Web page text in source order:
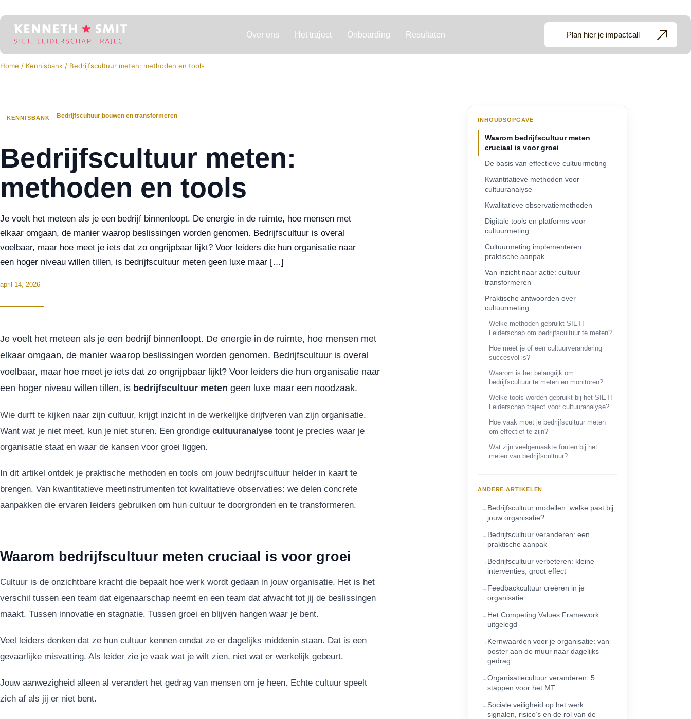
Over ons Het traject Onboarding Resultaten Plan hier je impactcall
Home / Kennisbank / Bedrijfscultuur meten: methoden en tools
KENNISBANK Bedrijfscultuur bouwen en transformeren
Bedrijfscultuur meten:
methoden en tools
Je voelt het meteen als je een bedrijf binnenloopt. De energie in de ruimte, hoe mensen met
elkaar omgaan, de manier waarop beslissingen worden genomen. Bedrijfscultuur is overal
voelbaar, maar hoe meet je iets dat zo ongrijpbaar lijkt? Voor leiders die hun organisatie naar
een hoger niveau willen tillen, is bedrijfscultuur meten geen luxe maar […]
april 14, 2026
Je voelt het meteen als je een bedrijf binnenloopt. De energie in de ruimte, hoe mensen met
elkaar omgaan, de manier waarop beslissingen worden genomen. Bedrijfscultuur is overal
voelbaar, maar hoe meet je iets dat zo ongrijpbaar lijkt? Voor leiders die hun organisatie naar
een hoger niveau willen tillen, is bedrijfscultuur meten geen luxe maar een noodzaak.
Wie durft te kijken naar zijn cultuur, krijgt inzicht in de werkelijke drijfveren van zijn organisatie.
Want wat je niet meet, kun je niet sturen. Een grondige cultuuranalyse toont je precies waar je
organisatie staat en waar de kansen voor groei liggen.
In dit artikel ontdek je praktische methoden en tools om jouw bedrijfscultuur helder in kaart te
brengen. Van kwantitatieve meetinstrumenten tot kwalitatieve observaties: we delen concrete
aanpakken die ervaren leiders gebruiken om hun cultuur te doorgronden en te transformeren.
Waarom bedrijfscultuur meten cruciaal is voor groei
Cultuur is de onzichtbare kracht die bepaalt hoe werk wordt gedaan in jouw organisatie. Het is het
verschil tussen een team dat eigenaarschap neemt en een team dat afwacht tot jij de beslissingen
maakt. Tussen innovatie en stagnatie. Tussen groei en blijven hangen waar je bent.
Veel leiders denken dat ze hun cultuur kennen omdat ze er dagelijks middenin staan. Dat is een
gevaarlijke misvatting. Als leider zie je vaak wat je wilt zien, niet wat er werkelijk gebeurt.
Jouw aanwezigheid alleen al verandert het gedrag van mensen om je heen. Echte cultuur speelt
zich af als jij er niet bent.
INHOUDSOPGAVE
Waarom bedrijfscultuur meten
cruciaal is voor groei
De basis van effectieve cultuurmeting
Kwantitatieve methoden voor
cultuuranalyse
Kwalitatieve observatiemethoden
Digitale tools en platforms voor
cultuurmeting
Cultuurmeting implementeren:
praktische aanpak
Van inzicht naar actie: cultuur
transformeren
Praktische antwoorden over
cultuurmeting
Welke methoden gebruikt SIET!
Leiderschap om bedrijfscultuur te meten?
Hoe meet je of een cultuurverandering
succesvol is?
Waarom is het belangrijk om
bedrijfscultuur te meten en monitoren?
Welke tools worden gebruikt bij het SIET!
Leiderschap traject voor cultuuranalyse?
Hoe vaak moet je bedrijfscultuur meten
om effectief te zijn?
Wat zijn veelgemaakte fouten bij het
meten van bedrijfscultuur?
ANDERE ARTIKELEN
Bedrijfscultuur modellen: welke past bij
jouw organisatie?
Bedrijfscultuur veranderen: een
praktische aanpak
Bedrijfscultuur verbeteren: kleine
interventies, groot effect
Feedbackcultuur creëren in je
organisatie
Het Competing Values Framework
uitgelegd
Kernwaarden voor je organisatie: van
poster aan de muur naar dagelijks
gedrag
Organisatiecultuur veranderen: 5
stappen voor het MT
Sociale veiligheid op het werk:
signalen, risico’s en de rol van de